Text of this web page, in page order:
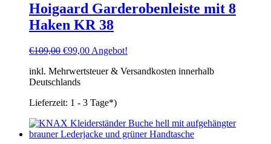
Hoigaard Garderobenleiste mit 8
Haken KR 38
€109,00 Ursprünglicher
war:
€109,00
€99,00Aktueller
ist:
Angebot!
inkl. Mehrwertsteuer & Versandkosten innerhalb
Deutschlands
Lieferzeit: 1 - 3 Tage*)